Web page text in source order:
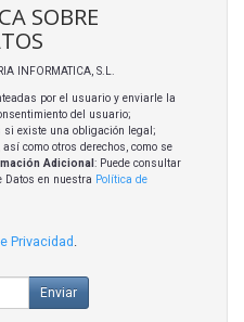
SOBRE
INFORMATICA, S.L.
por el usuario y enviarle la
del usuario;
si existe una obligación legal;
como otros derechos, como se
Adicional : Puede consultar
Datos en nuestra Política de
Privacidad
Enviar